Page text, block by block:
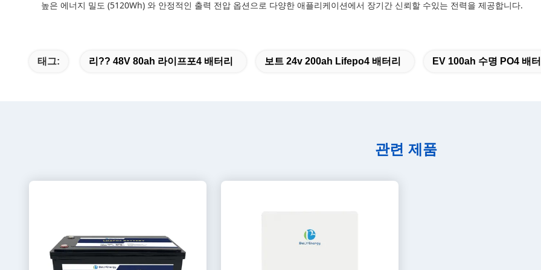
높은 에너지 밀도 (5120Wh) 와 안정적인 출력 전압 옵션으로 다양한 애플리케이션에서 장기간 신뢰할 수있는 전력을 제공합니다.
태그: 리?? 48V 80ah 라이프포4 배터리 보트 24v 200ah Lifepo4 배터리 EV 100ah 수명 PO4 배
관련 제품